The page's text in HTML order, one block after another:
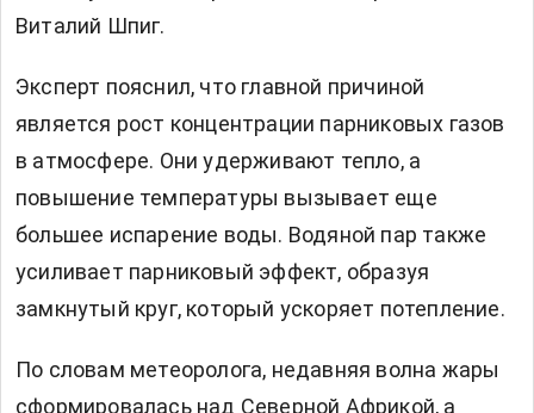
Виталий Шпиг.
Эксперт пояснил, что главной причиной
является рост концентрации парниковых газов
в атмосфере. Они удерживают тепло, а
повышение температуры вызывает еще
большее испарение воды. Водяной пар также
усиливает парниковый эффект, образуя
замкнутый круг, который ускоряет потепление.
По словам метеоролога, недавняя волна жары
сформировалась над Северной Африкой, а